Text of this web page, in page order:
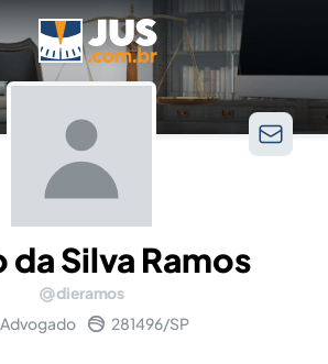
da Silva Ramos
dieramos
Advogado
281496/SP